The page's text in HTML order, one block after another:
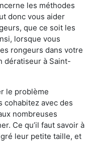
les méthodes
donc vous aider
que ce soit les
lorsque vous
rongeurs dans votre
dératiseur à Saint-
le problème
cohabitez avec des
nombreuses
Ce qu’il faut savoir à
leur petite taille, et